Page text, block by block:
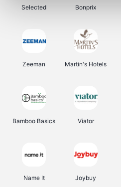
Selected Bonprix
Zeeman Martin's Hotels
Bamboo Basics Viator
Name It Joybuy